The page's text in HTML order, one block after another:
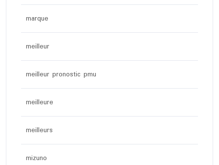
marque
meilleur
meilleur pronostic pmu
meilleure
meilleurs
mizuno